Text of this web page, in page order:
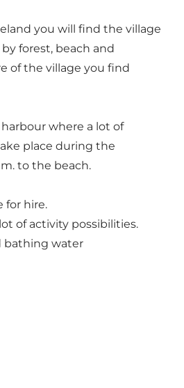
you will find the village
forest, beach and
of the village you find
where a lot of
place during the
to the beach.
for hire.
of activity possibilities.
bathing water